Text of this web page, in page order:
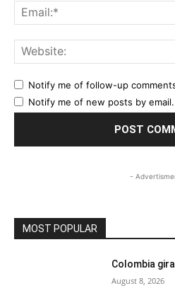
Notify me of follow-up
Notify me of new posts by email.
-
MOST POPULAR
Colombia
August 8, 2026